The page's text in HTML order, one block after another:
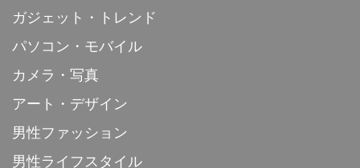
ガジェット・トレンド
パソコン・モバイル
カメラ・写真
アート・デザイン
男性ファッション
男性ライフスタイル